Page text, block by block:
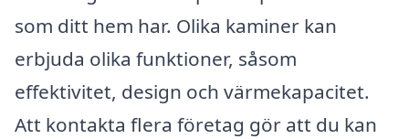
som ditt hem har. Olika kaminer kan
erbjuda olika funktioner, såsom
effektivitet, design och värmekapacitet.
Att kontakta flera företag gör att du kan